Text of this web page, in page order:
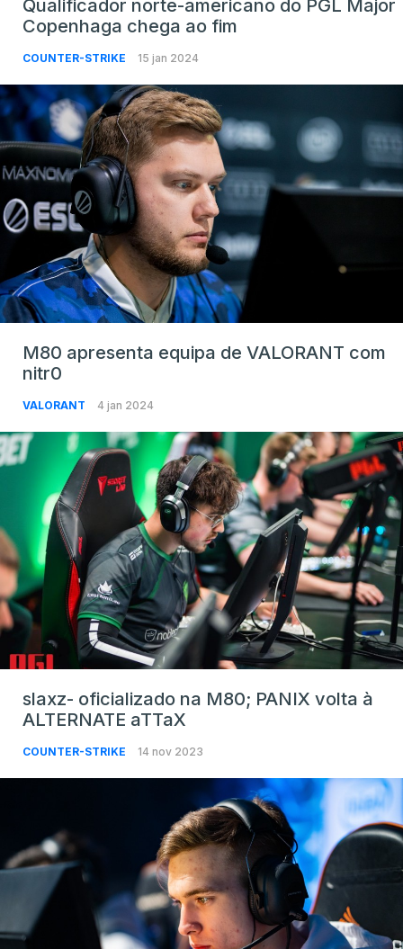
Qualificador norte-americano do PGL Major
Copenhaga chega ao fim
COUNTER-STRIKE 15 jan 2024
M80 apresenta equipa de VALORANT com
nitr0
VALORANT 4 jan 2024
slaxz- oficializado na M80; PANIX volta à
ALTERNATE aTTaX
COUNTER-STRIKE 14 nov 2023